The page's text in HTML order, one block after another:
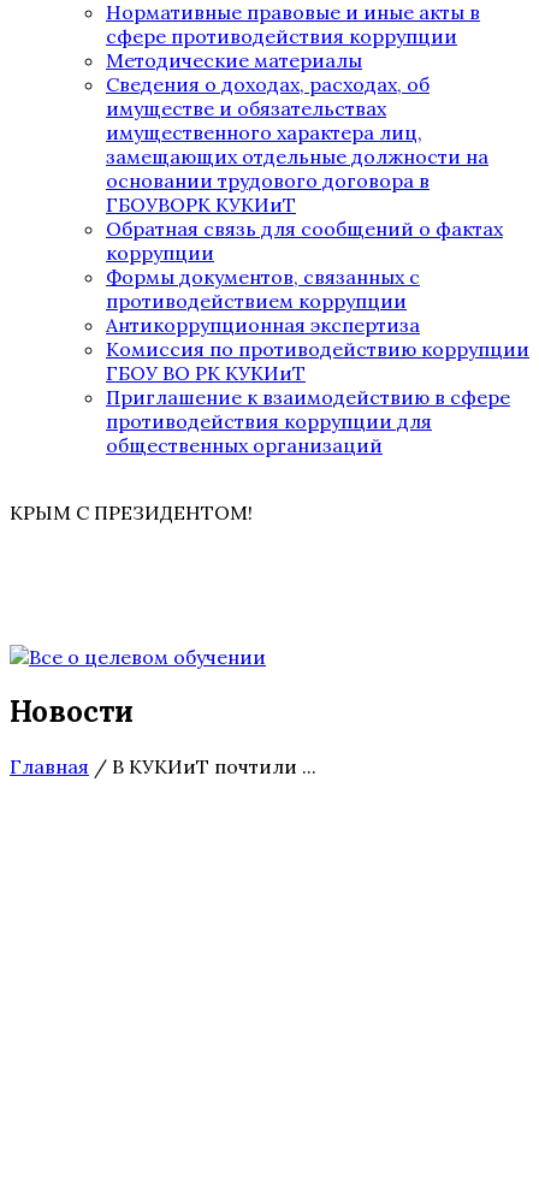
Нормативные правовые и иные акты в
сфере противодействия коррупции
Методические материалы
Сведения о доходах, расходах, об
имуществе и обязательствах
имущественного характера лиц,
замещающих отдельные должности на
основании трудового договора в
ГБОУВОРК КУКИиТ
Обратная связь для сообщений о фактах
коррупции
Формы документов, связанных с
противодействием коррупции
Антикоррупционная экспертиза
Комиссия по противодействию коррупции
ГБОУ ВО РК КУКИиТ
Приглашение к взаимодействию в сфере
противодействия коррупции для
общественных организаций
КРЫМ С ПРЕЗИДЕНТОМ!
Новости
Главная / В КУКИиТ почтили ...